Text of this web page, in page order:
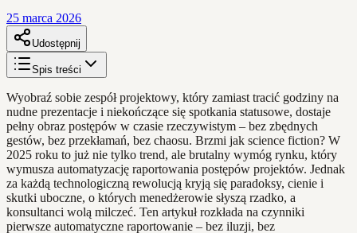
25 marca 2026
Udostępnij
Spis treści
Wyobraź sobie zespół projektowy, który zamiast tracić godziny na
nudne prezentacje i niekończące się spotkania statusowe, dostaje
pełny obraz postępów w czasie rzeczywistym – bez zbędnych
gestów, bez przekłamań, bez chaosu. Brzmi jak science fiction? W
2025 roku to już nie tylko trend, ale brutalny wymóg rynku, który
wymusza automatyzację raportowania postępów projektów. Jednak
za każdą technologiczną rewolucją kryją się paradoksy, cienie i
skutki uboczne, o których menedżerowie słyszą rzadko, a
konsultanci wolą milczeć. Ten artykuł rozkłada na czynniki
pierwsze automatyczne raportowanie – bez iluzji, bez